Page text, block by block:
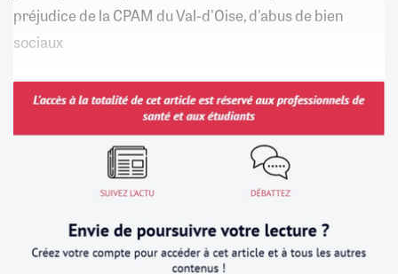
préjudice de la CPAM du Val-d'Oise, d'abus de bien
sociaux